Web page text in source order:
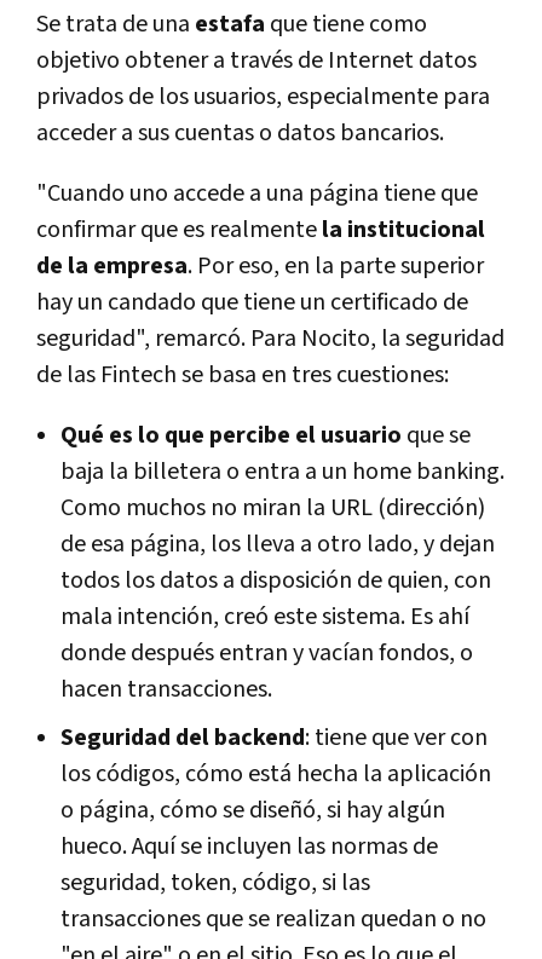
Se trata de una estafa que tiene como
objetivo obtener a través de Internet datos
privados de los usuarios, especialmente para
acceder a sus cuentas o datos bancarios.
"Cuando uno accede a una página tiene que
confirmar que es realmentela institucional
de la empresa. Por eso, en la parte superior
hay un candado que tiene un certificado de
seguridad", remarcó. Para Nocito, la seguridad
de las Fintech se basa en tres cuestiones:
Qué es lo que percibe el usuario que se
baja la billetera o entra a un home banking.
Como muchos no miran la URL (dirección)
de esa página, los lleva a otro lado, y dejan
todos los datos a disposición de quien, con
mala intención, creó este sistema. Es ahí
donde después entran y vacían fondos, o
hacen transacciones.
Seguridad del backend: tiene que ver con
los códigos, cómo está hecha la aplicación
o página, cómo se diseñó, si hay algún
hueco. Aquí se incluyen las normas de
seguridad, token, código, si las
transacciones que se realizan quedan o no